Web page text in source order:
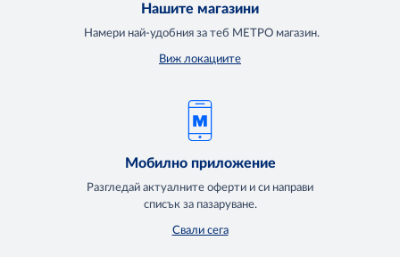
Нашите магазини
Намери най-удобния за теб МЕТРО магазин.
Виж локациите
Мобилно приложение
Разгледай актуалните оферти и си направи
списък за пазаруване.
Свали сега